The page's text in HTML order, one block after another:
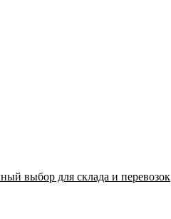
выбор для склада и перевозок